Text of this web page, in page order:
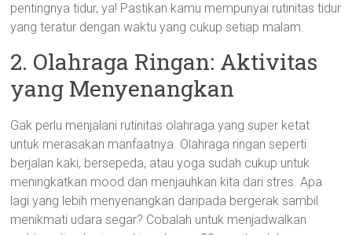
pentingnya tidur, ya! Pastikan kamu mempunyai rutinitas tidur
yang teratur dengan waktu yang cukup setiap malam.
2. Olahraga Ringan: Aktivitas
yang Menyenangkan
Gak perlu menjalani rutinitas olahraga yang super ketat
untuk merasakan manfaatnya. Olahraga ringan seperti
berjalan kaki, bersepeda, atau yoga sudah cukup untuk
meningkatkan mood dan menjauhkan kita dari stres. Apa
lagi yang lebih menyenangkan daripada bergerak sambil
menikmati udara segar? Cobalah untuk menjadwalkan